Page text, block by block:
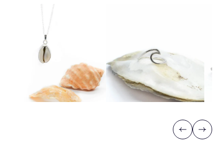
Previous
Next